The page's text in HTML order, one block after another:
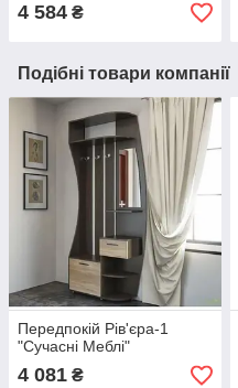
4 584 ₴
Подібні товари компанії
Передпокій Рів'єра-1
"Сучасні Меблі"
4 081 ₴